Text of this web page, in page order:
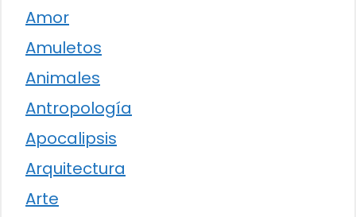
Amor
Amuletos
Animales
Antropología
Apocalipsis
Arquitectura
Arte